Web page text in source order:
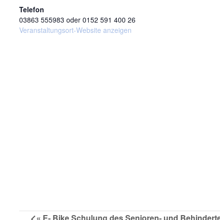
Telefon
03863 555983 oder 0152 591 400 26
Veranstaltungsort-Website anzeigen